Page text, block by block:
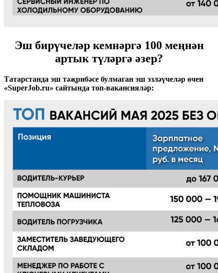
Эш бирүчеләр кемнәргә 100 меңнән
артык түләргә әзер?
Татарстанда эш тәҗрибәсе булмаган эш эзләүчеләр өчен
«SuperJob.ru» сайтында топ-вакансияләр: